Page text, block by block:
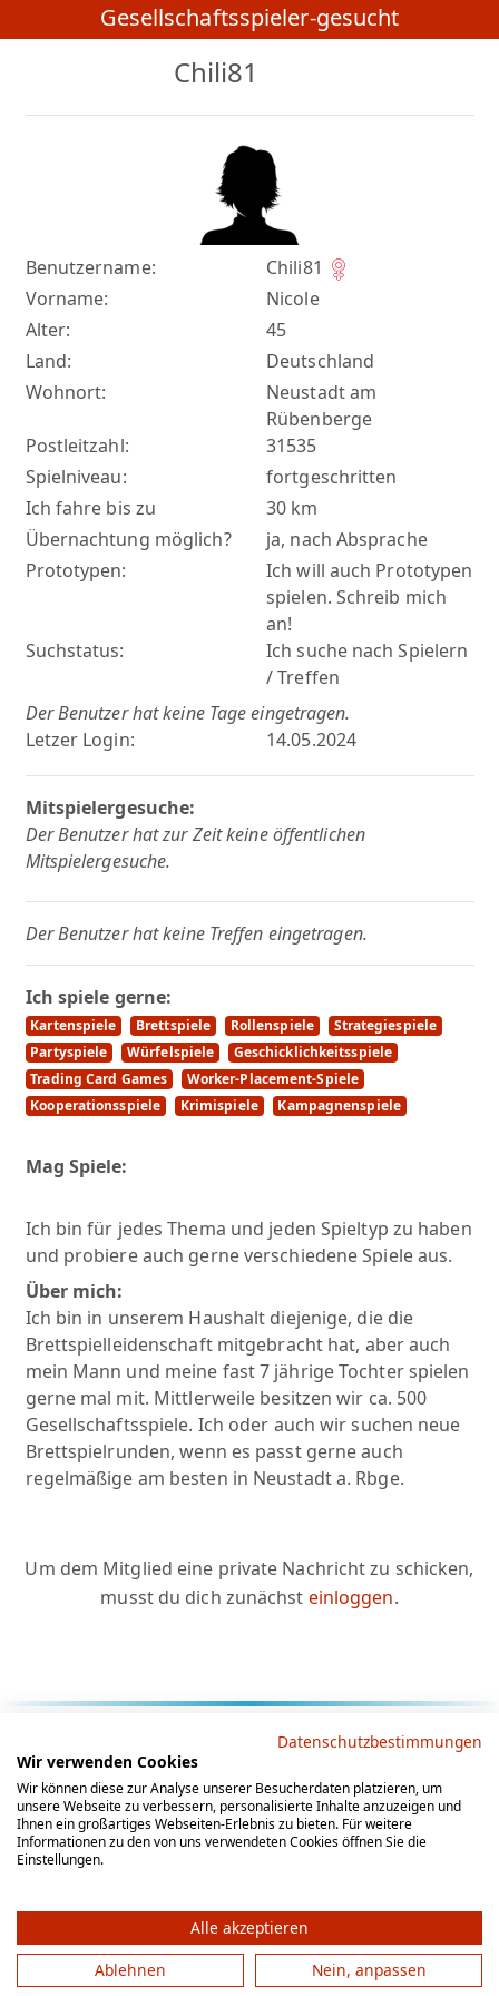
Gesellschaftsspieler-gesucht
Chili81
Benutzername:
Chili81
Vorname:
Nicole
Alter:
45
Land:
Deutschland
Wohnort:
Neustadt am
Rübenberge
Postleitzahl:
31535
Spielniveau:
fortgeschritten
Ich fahre bis zu
30 km
Übernachtung möglich?
ja, nach Absprache
Prototypen:
Ich will auch Prototypen
spielen. Schreib mich
an!
Suchstatus:
Ich suche nach Spielern
/ Treffen
Der Benutzer hat keine Tage eingetragen.
Letzer Login:
14.05.2024
Mitspielergesuche:
Der Benutzer hat zur Zeit keine öffentlichen
Mitspielergesuche.
Der Benutzer hat keine Treffen eingetragen.
Ich spiele gerne:
Kartenspiele Brettspiele Rollenspiele
Strategiespiele
Partyspiele
Würfelspiele
Geschicklichkeitsspiele
Trading Card Games
Worker-Placement-Spiele
Kooperationsspiele
Krimispiele Kampagnenspiele
Mag Spiele:
Ich bin für jedes Thema und jeden Spieltyp zu haben
und probiere auch gerne verschiedene Spiele aus.
Über mich:
Ich bin in unserem Haushalt diejenige, die die
Brettspielleidenschaft mitgebracht hat, aber auch
mein Mann und meine fast 7 jährige Tochter spielen
gerne mal mit. Mittlerweile besitzen wir ca. 500
Gesellschaftsspiele. Ich oder auch wir suchen neue
Brettspielrunden, wenn es passt gerne auch
regelmäßige am besten in Neustadt a. Rbge.
Um dem Mitglied eine private Nachricht zu schicken,
musst du dich zunächst einloggen.
AGB Datenschutz
Impressum
Social Media
© 2012 - 2026 by gesellschaftsspieler-gesucht.de
Datenschutzbestimmungen
Wir verwenden Cookies
Wir können diese zur Analyse unserer Besucherdaten platzieren, um
unsere Webseite zu verbessern, personalisierte Inhalte anzuzeigen und
Ihnen ein großartiges Webseiten-Erlebnis zu bieten. Für weitere
Informationen zu den von uns verwendeten Cookies öffnen Sie die
Einstellungen.
Alle akzeptieren
Ablehnen
Nein, anpassen